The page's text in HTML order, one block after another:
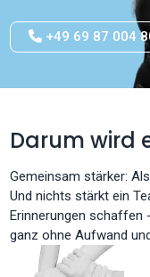
+49 69 87 004
Darum wird
Gemeinsam stärker:
Und nichts stärkt ein
Erinnerungen schaffen
ganz ohne Aufwand